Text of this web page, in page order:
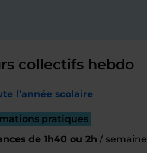
collectifs hebdo
l’année scolaire
pratiques
de 1h40 ou 2h / semaine